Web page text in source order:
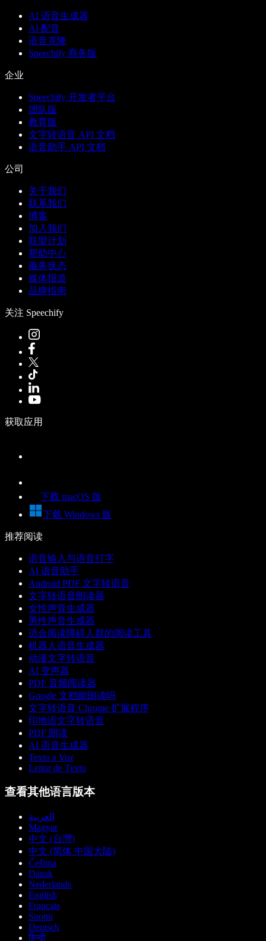
AI 语音生成器
AI 配音
语音克隆
Speechify 商务版
企业
Speechify 开发者平台
团队版
教育版
文字转语音 API 文档
语音助手 API 文档
公司
关于我们
联系我们
博客
加入我们
联盟计划
帮助中心
服务状态
媒体报道
品牌指南
关注 Speechify
获取应用
下载 macOS 版
下载 Windows 版
推荐阅读
语音输入与语音打字
AI 语音助手
Android PDF 文字转语音
文字转语音朗读器
女性声音生成器
男性声音生成器
适合阅读障碍人群的阅读工具
机器人语音生成器
动漫文字转语音
AI 变声器
PDF 音频阅读器
Google 文档能朗读吗
文字转语音 Chrome 扩展程序
印地语文字转语音
PDF 朗读
AI 语音生成器
Texto a Voz
Leitor de Texto
查看其他语言版本
العربية
Magyar
中文 (台灣)
中文 (简体 中国大陆)
Čeština
Dansk
Nederlands
English
Français
Suomi
Deutsch
हिन्दी